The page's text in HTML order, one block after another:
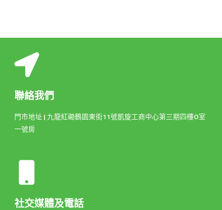
聯絡我們
門市地址 | 九龍紅磡鶴園東街11號凱旋工商中心第三期四樓O室
一號房
社交媒體及電話